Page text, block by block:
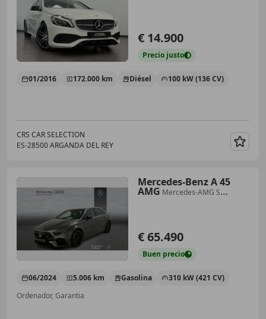
€ 14.900
Precio justo
01/2016 172.000 km Diésel 100 kW (136 CV)
CRS CAR SELECTION
ES-28500 ARGANDA DEL REY
Mercedes-Benz A 45
AMG Mercedes-AMG S
€ 65.490
Buen precio
06/2024 5.006 km Gasolina
310 kW (421 CV)
Ordenador, Garantia